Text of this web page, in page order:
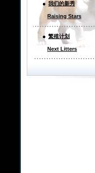
我们的新秀
Raising Stars
繁殖计划
Next Litters